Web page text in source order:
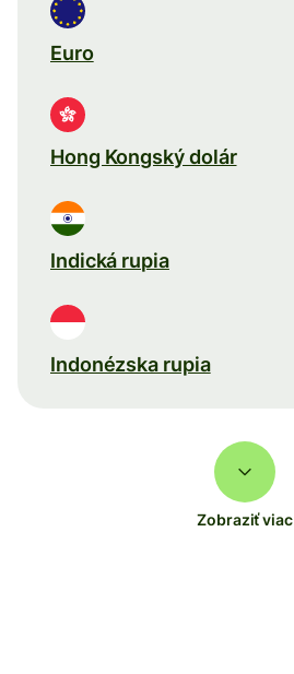
Euro
Hong Kongský dolár
Indická rupia
Indonézska rupia
Zobraziť viac